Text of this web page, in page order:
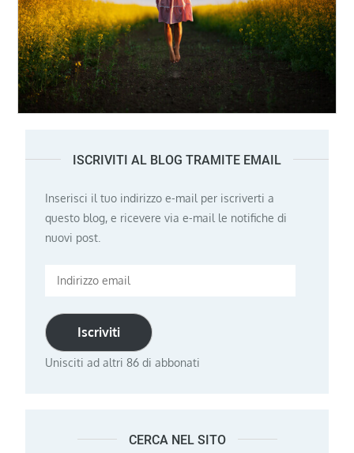
ISCRIVITI AL BLOG TRAMITE EMAIL
Inserisci il tuo indirizzo e-mail per iscriverti a
questo blog, e ricevere via e-mail le notifiche di
nuovi post.
Indirizzo
Iscriviti
Unisciti ad altri 86 di abbonati
CERCA NEL SITO